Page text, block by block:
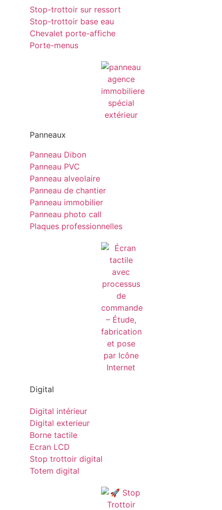
Stop-trottoir sur ressort
Stop-trottoir base eau
Chevalet porte-affiche
Porte-menus
Panneaux
Panneau Dibon
Panneau PVC
Panneau alveolaire
Panneau de chantier
Panneau immobilier
Panneau photo call
Plaques professionnelles
Digital
Digital intérieur
Digital exterieur
Borne tactile
Ecran LCD
Stop trottoir digital
Totem digital